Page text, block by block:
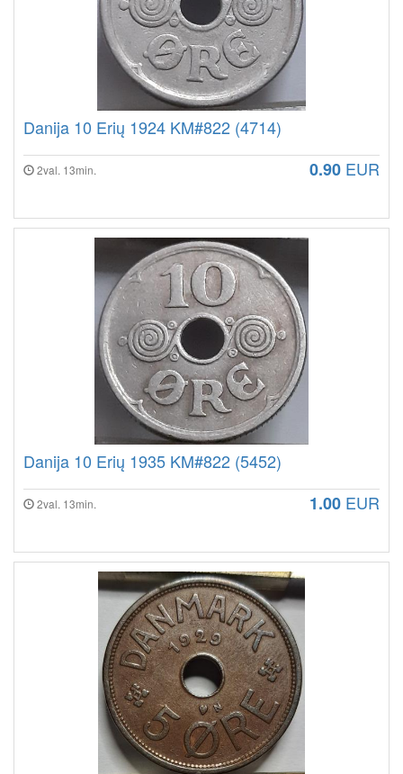
Danija 10 Erių 1924 KM#822 (4714)
2val. 13min. 0.90 EUR
Danija 10 Erių 1935 KM#822 (5452)
2val. 13min. 1.00 EUR